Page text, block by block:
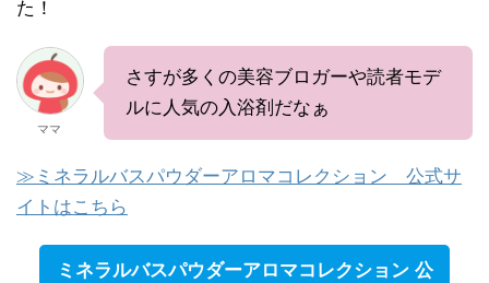
た！
ママ
さすが多くの美容ブロガーや読者モデ
ルに人気の入浴剤だなぁ
≫ミネラルバスパウダーアロマコレクション 公式サ
イトはこちら
ミネラルバスパウダーアロマコレクション 公